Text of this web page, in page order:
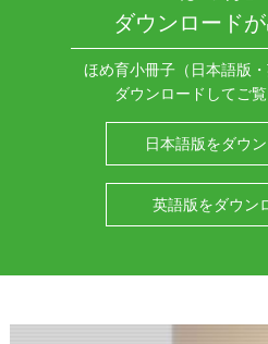
ダウンロードが
ほめ育小冊子（日本語版
ダウンロードしてご覧
日本語版をダウ
英語版をダウン